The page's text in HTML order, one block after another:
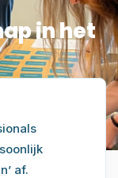
in het
af.